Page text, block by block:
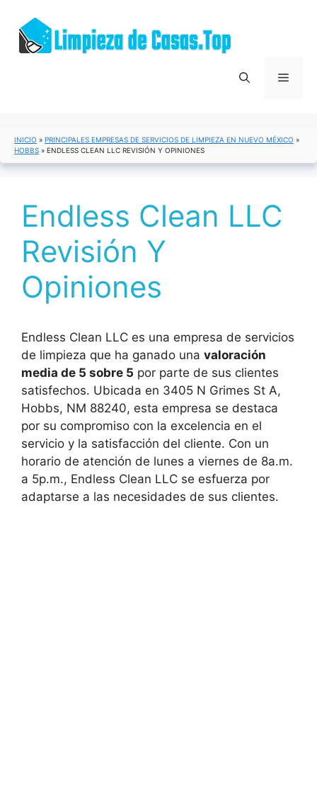
contenido
Menú
INICIO » PRINCIPALES EMPRESAS DE SERVICIOS DE LIMPIEZA EN NUEVO MÉXICO »
HOBBS » ENDLESS CLEAN LLC REVISIÓN Y OPINIONES
Endless Clean LLC
Revisión Y
Opiniones
Endless Clean LLC es una empresa de servicios
de limpieza que ha ganado una valoración
media de 5 sobre 5 por parte de sus clientes
satisfechos. Ubicada en 3405 N Grimes St A,
Hobbs, NM 88240, esta empresa se destaca
por su compromiso con la excelencia en el
servicio y la satisfacción del cliente. Con un
horario de atención de lunes a viernes de 8a.m.
a 5p.m., Endless Clean LLC se esfuerza por
adaptarse a las necesidades de sus clientes.